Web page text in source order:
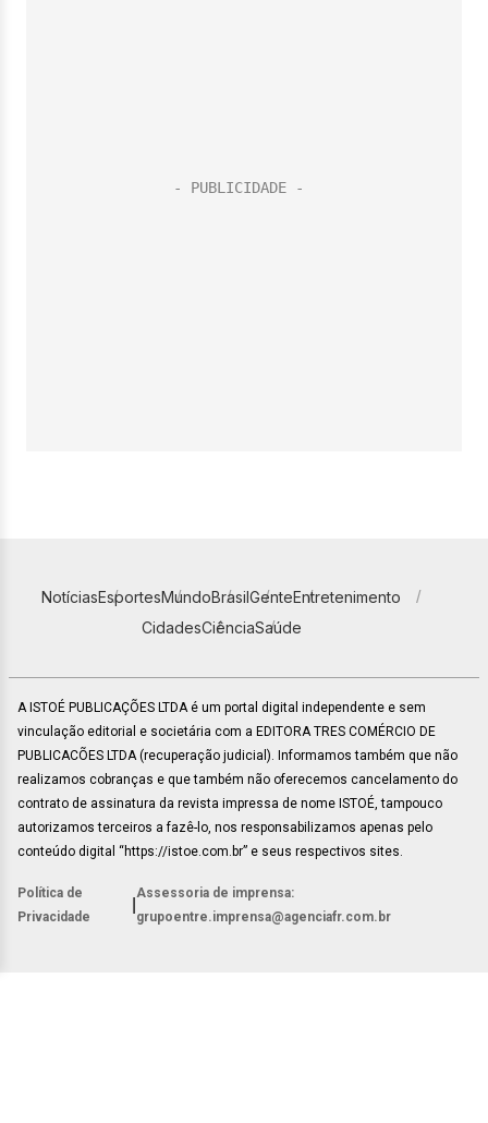
NotíciasEsportesMundoBrasilGenteEntretenimento
CidadesCiênciaSaúde
A ISTOÉ PUBLICAÇÕES LTDA é um portal digital independente e sem
vinculação editorial e societária com a EDITORA TRES COMÉRCIO DE
PUBLICACÕES LTDA (recuperação judicial). Informamos também que não
realizamos cobranças e que também não oferecemos cancelamento do
contrato de assinatura da revista impressa de nome ISTOÉ, tampouco
autorizamos terceiros a fazê-lo, nos responsabilizamos apenas pelo
conteúdo digital “https://istoe.com.br” e seus respectivos sites.
Política de
Privacidade
Assessoria de imprensa:
grupoentre.imprensa@agenciafr.com.br